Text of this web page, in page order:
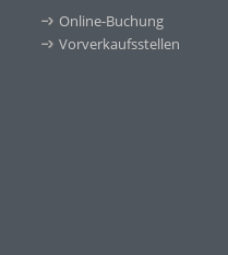
Online-Buchung
Vorverkaufsstellen